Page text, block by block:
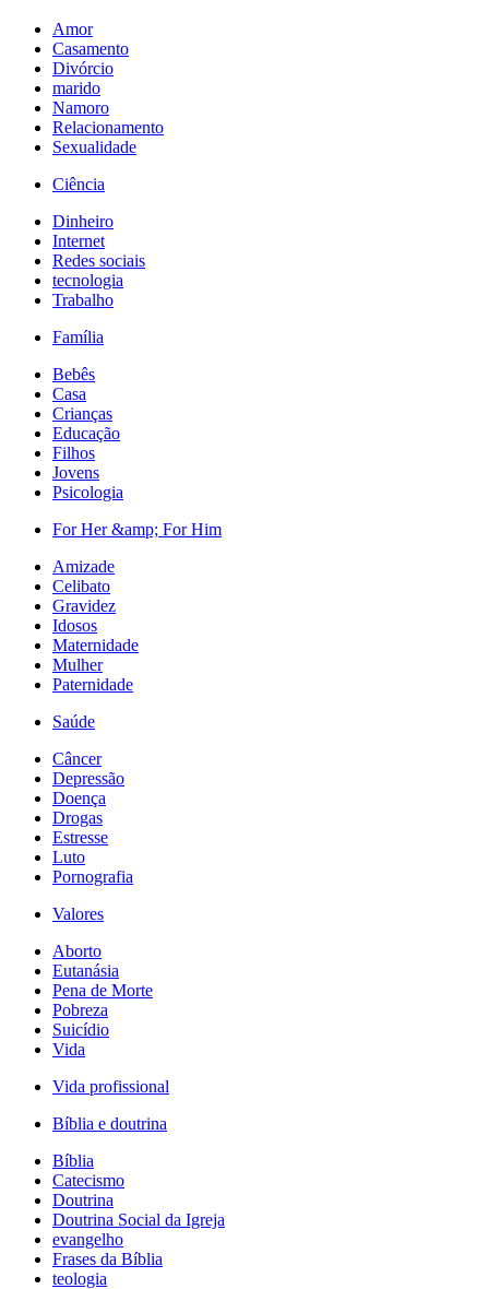
Amor
Casamento
Divórcio
marido
Namoro
Relacionamento
Sexualidade
Ciência
Dinheiro
Internet
Redes sociais
tecnologia
Trabalho
Família
Bebês
Casa
Crianças
Educação
Filhos
Jovens
Psicologia
For Her &amp; For Him
Amizade
Celibato
Gravidez
Idosos
Maternidade
Mulher
Paternidade
Saúde
Câncer
Depressão
Doença
Drogas
Estresse
Luto
Pornografia
Valores
Aborto
Eutanásia
Pena de Morte
Pobreza
Suicídio
Vida
Vida profissional
Bíblia e doutrina
Bíblia
Catecismo
Doutrina
Doutrina Social da Igreja
evangelho
Frases da Bíblia
teologia